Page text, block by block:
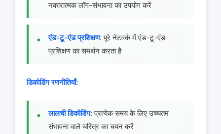
नकारात्मक लॉग-संभावना का उपयोग करें
एंड-टू-एंड प्रशिक्षण: पूरे नेटवर्क में एंड-टू-एंड
प्रशिक्षण का समर्थन करता है
डिकोडिंग रणनीतियाँ:
लालची डिकोडिंग: प्रत्येक समय के लिए उच्चतम
संभावना वाले चरित्र का चयन करें